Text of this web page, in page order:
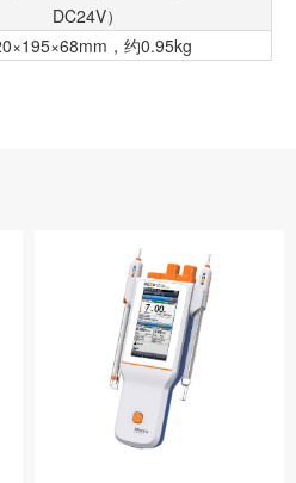
DC24V）
，约0.95kg